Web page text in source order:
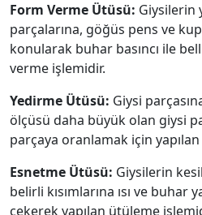
Form Verme Ütüsü: Giysilerin
parçalarına, göğüs pens ve
konularak buhar basıncı ile
verme işlemidir.
Yedirme Ütüsü: Giysi
ölçüsü daha büyük olan giysi
parçaya oranlamak için
Esnetme Ütüsü: Giysilerin
belirli kısımlarına ısı ve buhar
çekerek yapılan ütüleme